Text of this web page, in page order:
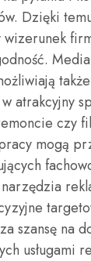
Dzięki
Media
atrakcyjny
czy
mogą
szansę na
usługami